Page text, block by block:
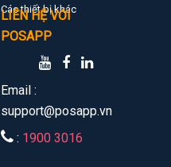
Các thiết bị khác
LIÊN HỆ VỚI
POSAPP
Email :
support@posapp.vn
: 1900 3016